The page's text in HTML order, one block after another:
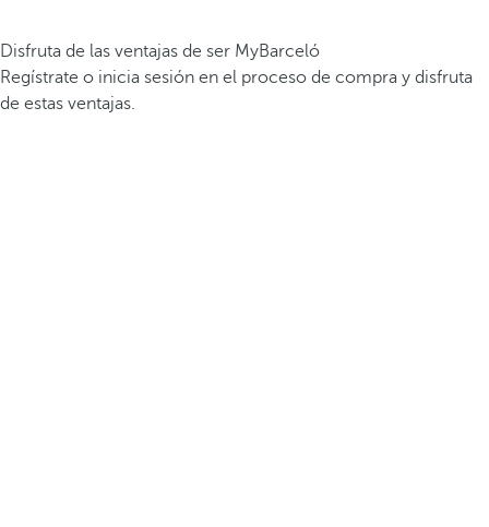
Disfruta de las ventajas de ser MyBarceló
Regístrate o inicia sesión en el proceso de compra y disfruta
de estas ventajas.